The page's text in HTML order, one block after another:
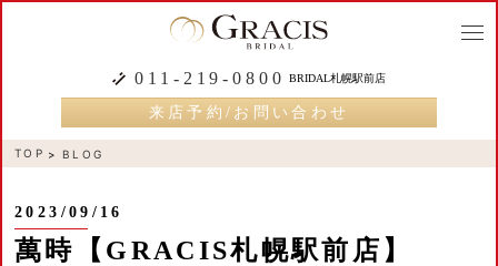
011-219-0800 BRIDAL札幌駅前店
来店予約/お問い合わせ
TOP BLOG
2023/09/16
萬時【GRACIS札幌駅前店】